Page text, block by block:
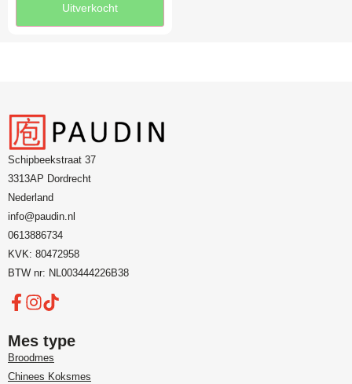
Uitverkocht
Schipbeekstraat 37
3313AP Dordrecht
Nederland
info@paudin.nl
0613886734
KVK: 80472958
BTW nr: NL003444226B38
Mes type
Broodmes
Chinees Koksmes